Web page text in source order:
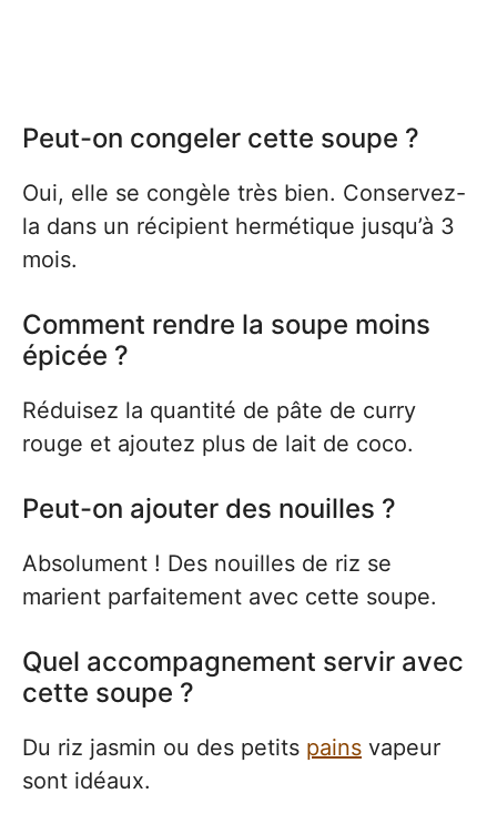
Peut-on congeler cette soupe ?
Oui, elle se congèle très bien. Conservez-
la dans un récipient hermétique jusqu’à 3
mois.
Comment rendre la soupe moins
épicée ?
Réduisez la quantité de pâte de curry
rouge et ajoutez plus de lait de coco.
Peut-on ajouter des nouilles ?
Absolument ! Des nouilles de riz se
marient parfaitement avec cette soupe.
Quel accompagnement servir avec
cette soupe ?
Du riz jasmin ou des petits pains vapeur
sont idéaux.